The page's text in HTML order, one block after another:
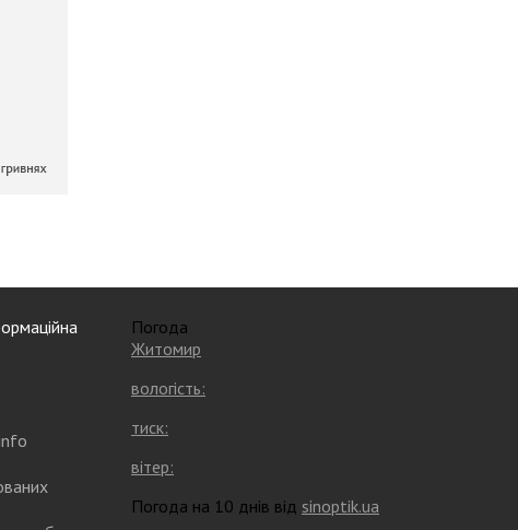
Погода
Житомир
вологість:
тиск:
вітер:
Погода на 10 днів від sinoptik.ua